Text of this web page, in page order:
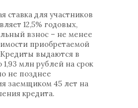
ставка для участников
12,5% годовых,
взнос – не менее
приобретаемой
выдаются в
1,93 млн рублей на срок
не позднее
заемщиком 45 лет на
кредита.